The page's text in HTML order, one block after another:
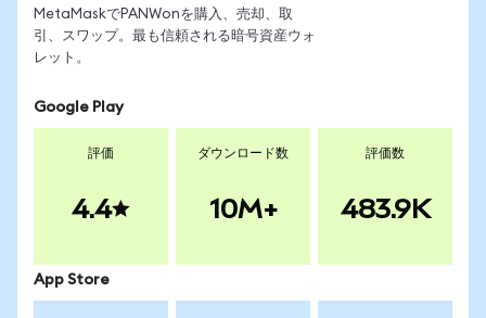
MetaMaskでPANWonを購入、売却、取
引、スワップ。最も信頼される暗号資産ウォ
レット。
Google Play
評価
4.4
ダウンロード数
10M+
評価数
483.9K
App Store